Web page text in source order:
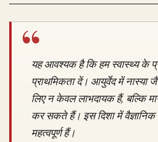
यह आवश्यक है कि हम स्वास्थ्य के
प्राथमिकता दें। आयुर्वेद में नास्या
लिए न केवल लाभदायक हैं, बल्कि
कर सकते हैं। इस दिशा में
महत्वपूर्ण हैं।